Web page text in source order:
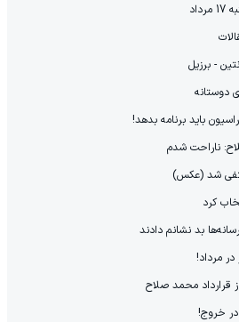
- برزیل
دوستانه
باید برنامه بدهد!
ناراحت شدم
کرد
بد نشانم دادند
مرداد!
قرارداد محمد صلاح
در خروج!